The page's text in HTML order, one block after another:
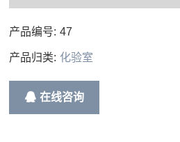
产品编号: 47
产品归类: 化验室
在线咨询